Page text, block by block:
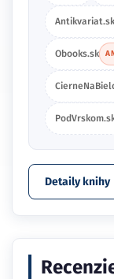
Antikvariat.sk
Obooks.sk
Detaily knihy